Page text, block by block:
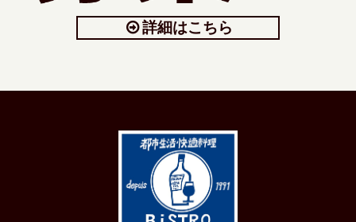
詳細はこちら